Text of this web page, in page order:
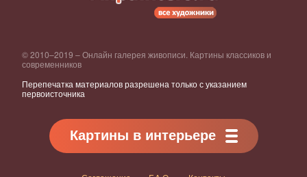
© 2010–2019 – Онлайн галерея живописи. Картины классиков и
современников
Перепечатка материалов разрешена только с указанием
первоисточника
Картины в интерьере